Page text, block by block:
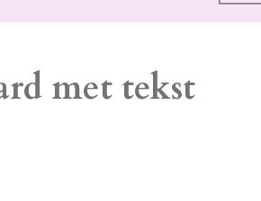
met tekst